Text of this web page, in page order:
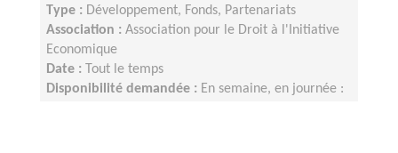
Type : Développement, Fonds, Partenariats
Association : Association pour le Droit à l'Initiative
Economique
Date :
Tout le temps
Disponibilité demandée : En semaine, en journée :